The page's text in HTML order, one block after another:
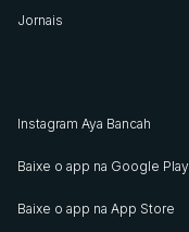
Jornais
Instagram Aya Bancah
Baixe o app na Google Play
Baixe o app na App Store